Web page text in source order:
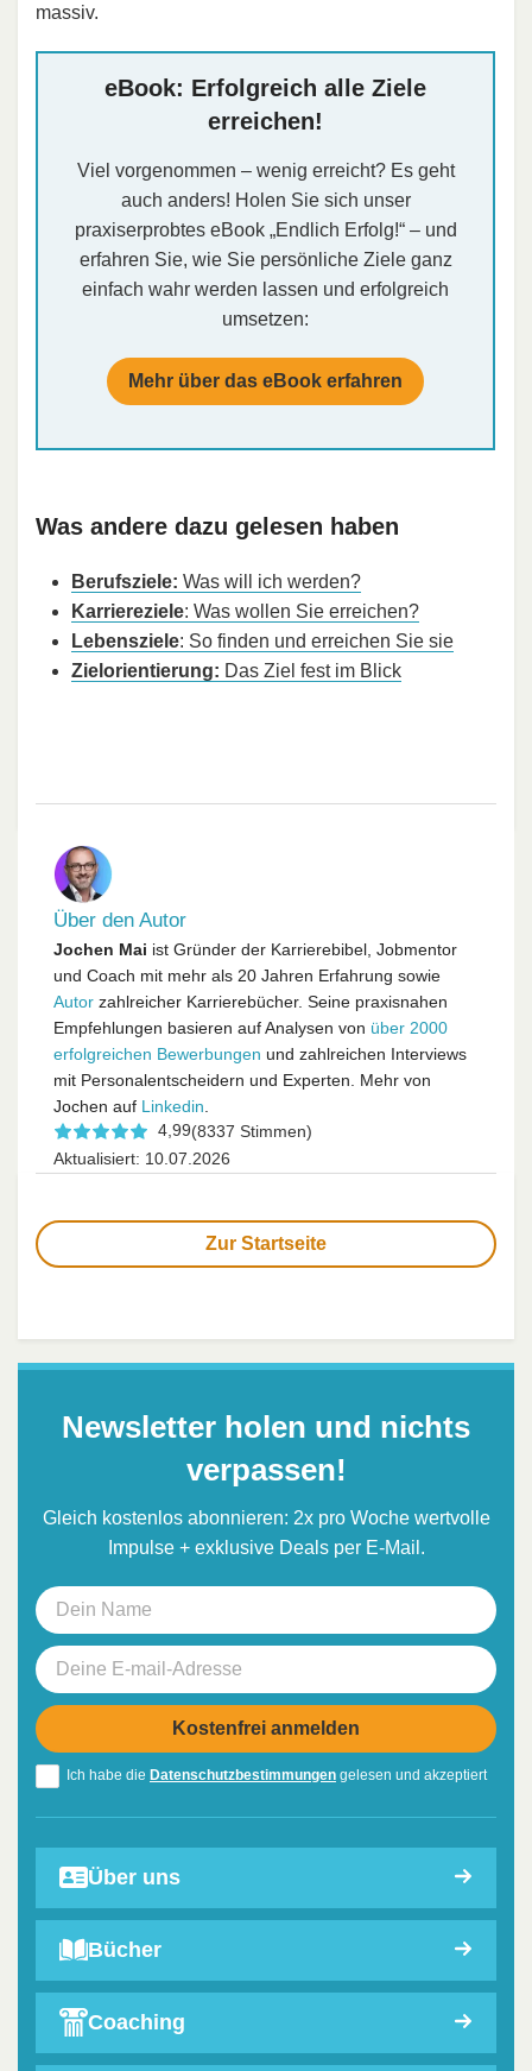
massiv.
eBook: Erfolgreich alle Ziele
erreichen!
Viel vorgenommen – wenig erreicht? Es geht
auch anders! Holen Sie sich unser
praxiserprobtes eBook „Endlich Erfolg!“ – und
erfahren Sie, wie Sie persönliche Ziele ganz
einfach wahr werden lassen und erfolgreich
umsetzen:
Mehr über das eBook erfahren
Was andere dazu gelesen haben
Berufsziele: Was will ich werden?
Karriereziele: Was wollen Sie erreichen?
Lebensziele: So finden und erreichen Sie sie
Zielorientierung: Das Ziel fest im Blick
Über den Autor
Jochen Mai ist Gründer der Karrierebibel, Jobmentor
und Coach mit mehr als 20 Jahren Erfahrung sowie
Autor zahlreicher Karrierebücher. Seine praxisnahen
Empfehlungen basieren auf Analysen von über 2000
erfolgreichen Bewerbungen und zahlreichen Interviews
mit Personalentscheidern und Experten. Mehr von
Jochen auf Linkedin
4,99(8337 Stimmen)
Aktualisiert: 10.07.2026
Zur Startseite
Newsletter holen und nichts
verpassen!
Gleich kostenlos abonnieren: 2x pro Woche wertvolle
Impulse + exklusive Deals per E-Mail.
Ich habe die Datenschutzbestimmungen gelesen und akzeptiert
Über uns
Bücher
Coaching